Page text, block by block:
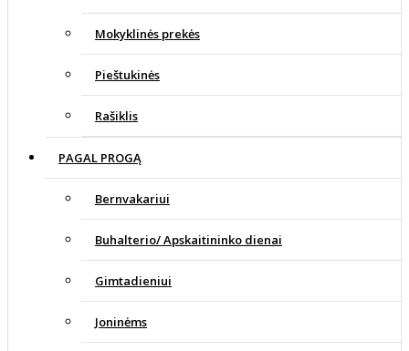
Mokyklinės prekės
Pieštukinės
Rašiklis
PAGAL PROGĄ
Bernvakariui
Buhalterio/ Apskaitininko dienai
Gimtadieniui
Joninėms